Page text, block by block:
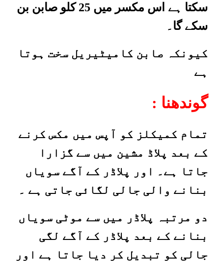
سکتا ہے اس مکسر میں 25 کلو صابن بن
سکے گا۔
کیونکہ صابن کامیٹیریل سخت ہوتا
ہے
: گوندھنا
تمام کمیکلز کو آپس میں مکس کرنے
کے بعد پلاڈ مشین میں سے گزارا
جاتا ہے۔ اور پلاڈر کے آگے سویاں
بنانے والی جالی لگائی جاتی ہے ۔
دو مرتبہ پلاڈر میں سے موٹی سویاں
بنانے کے بعد پلاڈر کے آگے لگی
جالی کو تبدیل کر دیا جاتا ہے اور